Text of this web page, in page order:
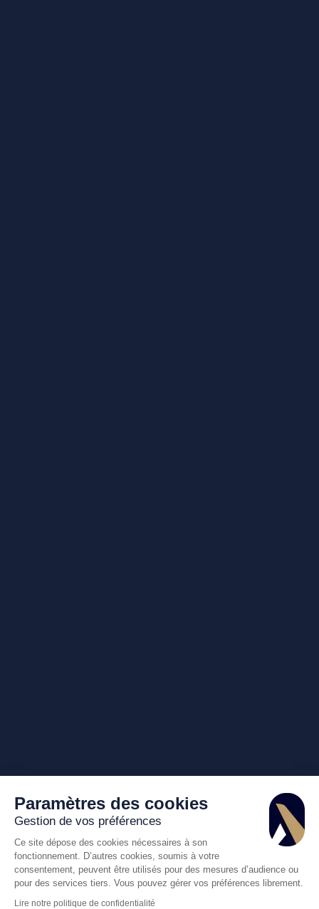
Paramètres des cookies
Gestion de vos préférences
Ce site dépose des cookies nécessaires à son
fonctionnement. D’autres cookies, soumis à votre
consentement, peuvent être utilisés pour des mesures d’audience ou
pour des services tiers. Vous pouvez gérer vos préférences librement.
Lire notre politique de confidentialité